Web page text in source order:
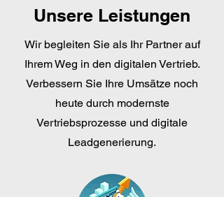
Unsere Leistungen
Wir begleiten Sie als Ihr Partner auf
Ihrem Weg in den digitalen Vertrieb.
Verbessern Sie Ihre Umsätze noch
heute durch modernste
Vertriebsprozesse und digitale
Leadgenerierung.